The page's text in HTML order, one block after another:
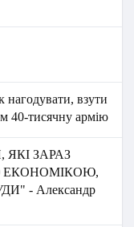
нагодувати, взути
40-тисячну армію
ЗАРАЗ
- Александр